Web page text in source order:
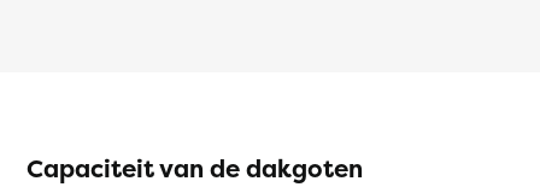
Capaciteit van de dakgoten